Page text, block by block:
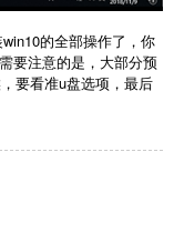
的全部操作了，你
要注意的是，大部分预
要看准u盘选项，最后